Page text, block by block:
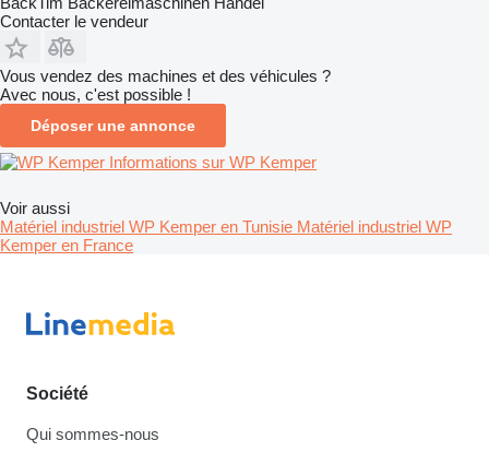
Contacter le vendeur
Vous vendez des machines et des véhicules ?
Avec nous, c'est possible !
Déposer une annonce
Informations sur WP Kemper
Voir aussi
Matériel industriel WP Kemper en Tunisie Matériel industriel WP
Kemper en France
Société
Qui sommes-nous